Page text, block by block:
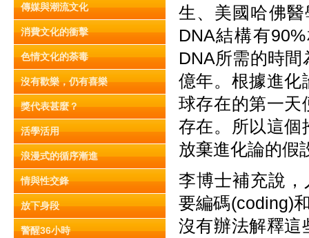
傳媒與潮流文化
消費文化的衝擊
色情文化的荼毒
沒有歡樂，仍有喜樂
獎代表甚麼？
活學活用
浪漫式的循序漸進
情與性交鋒
放下身段
警醒36小時
生、美國哈佛
DNA結構有
DNA所需的時
億年。根據進化
球存在的第一天
存在。所以這個
放棄進化論的假
李博士補充說
要編碼(coding)
沒有辦法解釋這